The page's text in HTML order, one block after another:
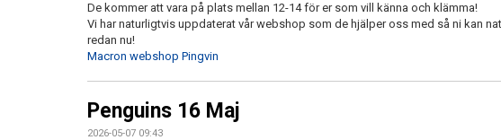
De kommer att vara på plats mellan 12-14 för er som vill känna och klämma!
Vi har naturligtvis uppdaterat vår webshop som de hjälper oss med så ni kan
redan nu!
Macron webshop Pingvin
Penguins 16 Maj
2026-05-07 09:43